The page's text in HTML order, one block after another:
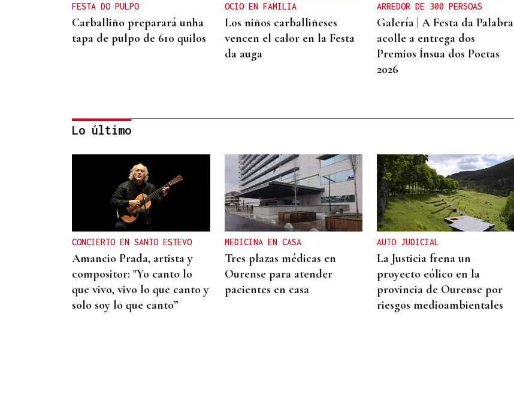
FESTA DO PULPO
Carballiño preparará unha
tapa de pulpo de 610 quilos
OCIO EN FAMILIA
Los niños carballiñeses
vencen el calor en la Festa
da auga
ARREDOR DE 300 PERSOAS
Galería | A Festa da Palabra
acolle a entrega dos
Premios Ínsua dos Poetas
2026
CRIMEN EN A GRANXA
La jueza insta al CHUO a
notificarle el alta de la
presunta matricida de O
Carballiño
Lo último
CONCIERTO EN SANTO ESTEVO
Amancio Prada, artista y
compositor: "Yo canto lo
que vivo, vivo lo que canto y
solo soy lo que canto”
MEDICINA EN CASA
Tres plazas médicas en
Ourense para atender
pacientes en casa
AUTO JUDICIAL
La Justicia frena un
proyecto eólico en la
provincia de Ourense por
riesgos medioambientales